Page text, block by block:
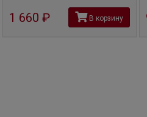
1 660 руб В корзину